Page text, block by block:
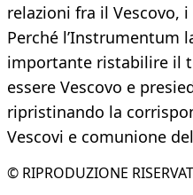
relazioni fra il Vescovo,
Perché l’Instrumentum
importante ristabilire il
essere Vescovo e
ripristinando la
Vescovi e comunione
© RIPRODUZIONE